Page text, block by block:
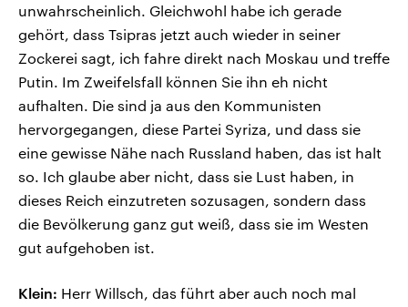
unwahrscheinlich. Gleichwohl habe ich gerade
gehört, dass Tsipras jetzt auch wieder in seiner
Zockerei sagt, ich fahre direkt nach Moskau und treffe
Putin. Im Zweifelsfall können Sie ihn eh nicht
aufhalten. Die sind ja aus den Kommunisten
hervorgegangen, diese Partei Syriza, und dass sie
eine gewisse Nähe nach Russland haben, das ist halt
so. Ich glaube aber nicht, dass sie Lust haben, in
dieses Reich einzutreten sozusagen, sondern dass
die Bevölkerung ganz gut weiß, dass sie im Westen
gut aufgehoben ist.
Klein: Herr Willsch, das führt aber auch noch mal